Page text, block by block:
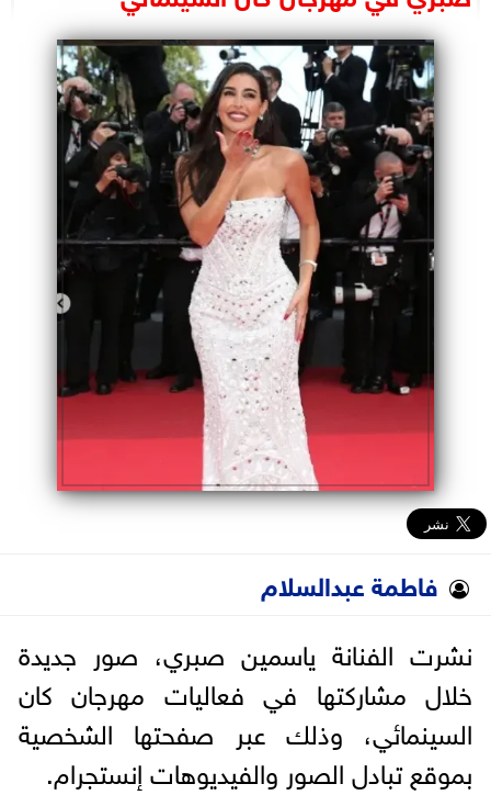
البرلمان
الوزارات
الأحزاب
فاطمة عبدالسلام
نشرت الفنانة ياسمين صبري، صور جديدة
خلال مشاركتها في فعاليات مهرجان كان
السينمائي، وذلك عبر صفحتها الشخصية
بموقع تبادل الصور والفيديوهات إنستجرام.